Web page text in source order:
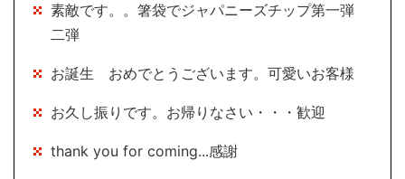
素敵です。。箸袋でジャパニーズチップ第一弾
二弾
お誕生 おめでとうございます。可愛いお客様
お久し振りです。お帰りなさい・・・歓迎
thank you for coming...感謝